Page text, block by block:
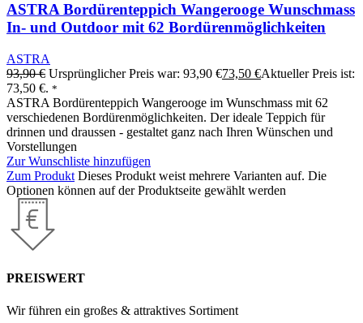
ASTRA Bordürenteppich Wangerooge Wunschmass
In- und Outdoor mit 62 Bordürenmöglichkeiten
ASTRA
93,90€ Ursprünglicher Preis war: 93,90 €73,50 €Aktueller Preis ist:
73,50 €. *
ASTRA Bordürenteppich Wangerooge im Wunschmass mit 62
verschiedenen Bordürenmöglichkeiten. Der ideale Teppich für
drinnen und draussen - gestaltet ganz nach Ihren Wünschen und
Vorstellungen
Zur Wunschliste hinzufügen
Zum Produkt Dieses Produkt weist mehrere Varianten auf. Die
Optionen können auf der Produktseite gewählt werden
PREISWERT
Wir führen ein großes & attraktives Sortiment